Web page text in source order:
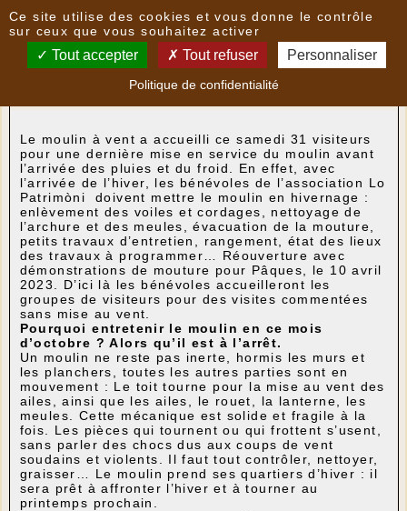
Nouvelles
Dernière mouture avant hivernage - le
Le moulin à vent a accueilli ce samedi 31 visiteurs
pour une dernière mise en service du moulin avant
l’arrivée des pluies et du froid. En effet, avec
l’arrivée de l’hiver, les bénévoles de l’association Lo
Patrimòni doivent mettre le moulin en hivernage :
enlèvement des voiles et cordages, nettoyage de
l’archure et des meules, évacuation de la mouture,
petits travaux d’entretien, rangement, état des lieux
des travaux à programmer… Réouverture avec
démonstrations de mouture pour Pâques, le 10 avril
2023. D’ici là les bénévoles accueilleront les
groupes de visiteurs pour des visites commentées
sans mise au vent.
Pourquoi entretenir le moulin en ce mois
d’octobre ? Alors qu’il est à l’arrêt.
Un moulin ne reste pas inerte, hormis les murs et
les planchers, toutes les autres parties sont en
mouvement : Le toit tourne pour la mise au vent des
ailes, ainsi que les ailes, le rouet, la lanterne, les
meules. Cette mécanique est solide et fragile à la
fois. Les pièces qui tournent ou qui frottent s’usent,
sans parler des chocs dus aux coups de vent
soudains et violents. Il faut tout contrôler, nettoyer,
graisser… Le moulin prend ses quartiers d’hiver : il
sera prêt à affronter l’hiver et à tourner au
printemps prochain.
Ce site utilise des cookies et vous donne le contrôle
sur ceux que vous souhaitez activer
Tout accepter Tout refuser Personnaliser
Politique de confidentialité